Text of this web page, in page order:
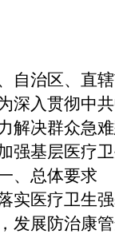
自治区、直
入贯彻中共
解决群众急
强基层医疗
、总体要求
医疗卫生强
发展防治康